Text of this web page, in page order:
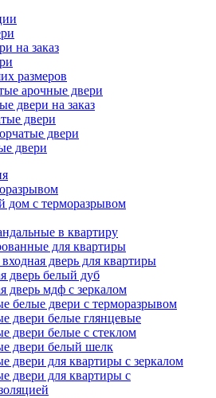
на заказ
размеров
арочные двери
двери на заказ
двери
двери
двери
дом с терморазрывом
в квартиру
для квартиры
дверь для квартиры
дверь белый дуб
дверь мдф с зеркалом
белые двери с терморазрывом
двери белые глянцевые
двери белые с стеклом
двери белый шелк
двери для квартиры с зеркалом
двери для квартиры с